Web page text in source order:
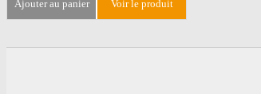
ajouter au panier voir le produit